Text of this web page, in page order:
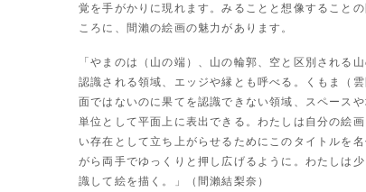
覚を手がかりに現れます。みることと想像すること
ころに、間瀨の絵画の魅力があります。
「やまのは（山の端）、山の輪郭、空と区別される
認識される領域、エッジや縁とも呼べる。くもま（
面ではないのに果てを認識できない領域、スペース
単位として平面上に表出できる。わたしは自分の絵
い存在として立ち上がらせるためにこのタイトルを
がら両手でゆっくりと押し広げるように。わたしは
識して絵を描く。」（間瀨結梨奈）